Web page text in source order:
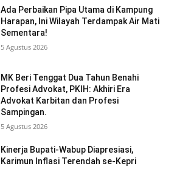
Ada Perbaikan Pipa Utama di Kampung
Harapan, Ini Wilayah Terdampak Air Mati
Sementara!
5 Agustus 2026
MK Beri Tenggat Dua Tahun Benahi
Profesi Advokat, PKIH: Akhiri Era
Advokat Karbitan dan Profesi
Sampingan.
5 Agustus 2026
Kinerja Bupati-Wabup Diapresiasi,
Karimun Inflasi Terendah se-Kepri